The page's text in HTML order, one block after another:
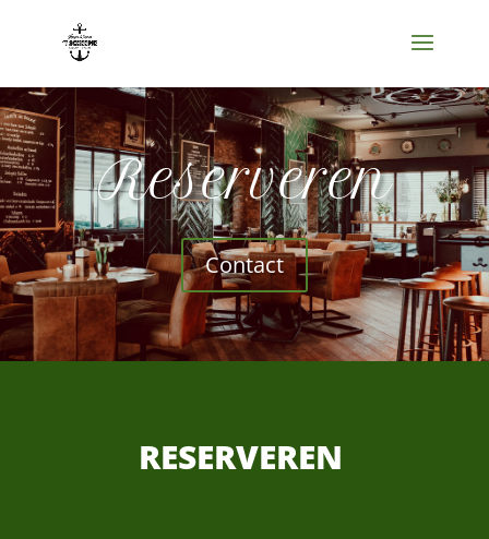
Reserveren
Contact
RESERVEREN